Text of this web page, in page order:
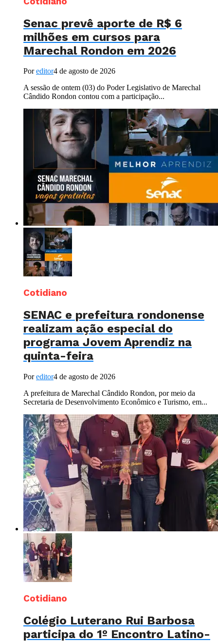
Senac prevê aporte de R$ 6
milhões em cursos para
Marechal Rondon em 2026
Poreditor4 de agosto de 2026
A sessão de ontem (03) do Poder Legislativo de Marechal
Cândido Rondon contou com a participação...
Cotidiano
SENAC e prefeitura rondonense
realizam ação especial do
programa Jovem Aprendiz na
quinta-feira
Poreditor4 de agosto de 2026
A prefeitura de Marechal Cândido Rondon, por meio da
Secretaria de Desenvolvimento Econômico e Turismo, em...
Cotidiano
Colégio Luterano Rui Barbosa
participa do 1º Encontro Latino-